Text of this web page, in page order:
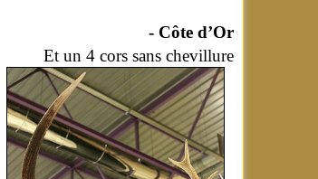
- Côte d’Or
Et un 4 cors sans chevillure